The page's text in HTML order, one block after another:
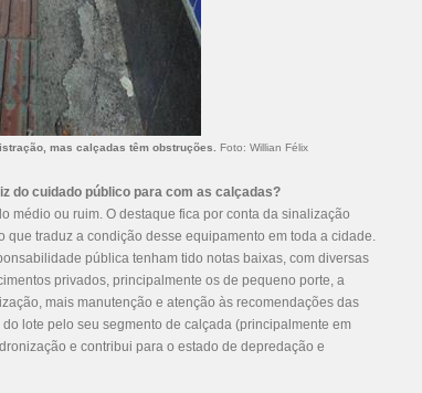
mas calçadas têm obstruções. Foto: Willian Félix
do cuidado público para com as calçadas?
médio ou ruim. O destaque fica por conta da sinalização
traduz a condição desse equipamento em toda a cidade.
pública tenham tido notas baixas, com diversas
privados, principalmente os de pequeno porte, a
mais manutenção e atenção às recomendações das
lote pelo seu segmento de calçada (principalmente em
e contribui para o estado de depredação e